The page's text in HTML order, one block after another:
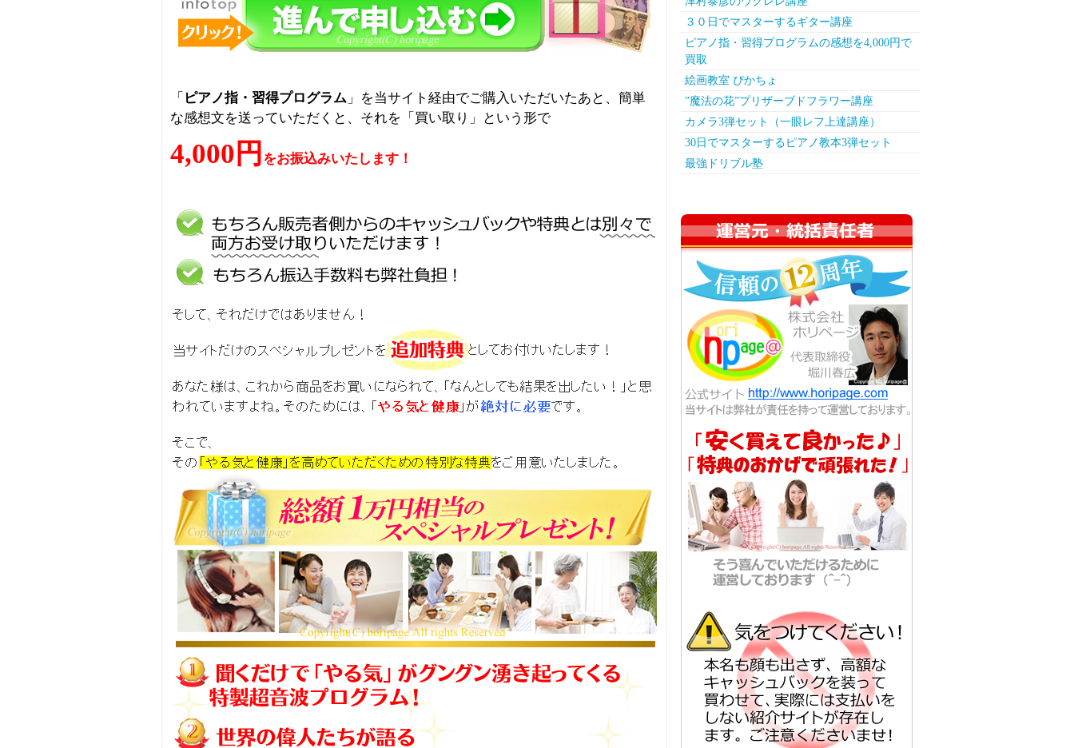
「 ピアノ指・習得プログラム 」を当サイト経由でご購入いただいたあと、簡単
な感想文を送っていただくと、それを「買い取り」という形で
4,000円 をお振込みいたします！
３０日でマスターするギター講座
ピアノ指・習得プログラムの感想を4,000円で
買取
絵画教室 ぴかちょ
”魔法の花”プリザーブドフラワー講座
カメラ3弾セット（一眼レフ上達講座）
30日でマスターするピアノ教本3弾セット
最強ドリブル塾